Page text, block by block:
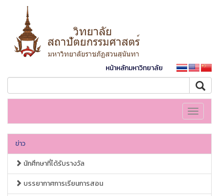
หน้าหลักมหาวิทยาลัย
Toggle
ข่าว
นักศึกษาที่ได้รับรางวัล
บรรยากาศการเรียนการสอน